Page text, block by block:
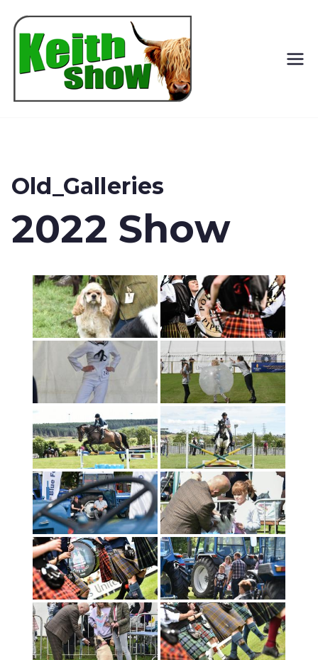
Old_Galleries
2022 Show